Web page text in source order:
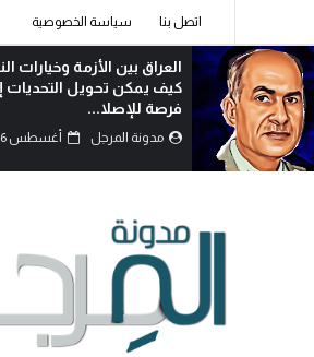
اتصل بنا سياسة الخصوصية
الوطنجية… عندما يُستغل
العراق لإثارة الفتنة..!
مدونة المرجل